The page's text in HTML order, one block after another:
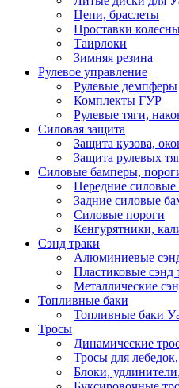
Цепи, браслеты
Проставки
Таирлоки
Зимняя резина
Рулевое управление
Рулевые демпферы
Комплекты ГУР
Рулевые тяги,
Силовая защита
Защита кузова,
Защита рулевых
Силовые бамперы,
Передние
Задние силовые
Силовые пороги
Кенгурятники,
Сэнд траки
Алюминиевые
Пластиковые сэнд
Металлические
Топливные баки
Топливные баки
Тросы
Динамические
Тросы для
Блоки,